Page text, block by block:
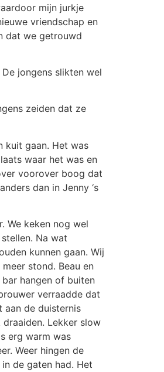
mijn jurkje
vriendschap en
dat we getrouwd
jongens slikten wel
zeiden dat ze
kuit gaan. Het was
waar het was en
voorover boog dat
dan in Jenny ‘s
We keken nog wel
Na wat
kunnen gaan. Wij
stond. Beau en
bar hangen of buiten
verraadde dat
aan de duisternis
Lekker slow
erg warm was
Weer hingen de
de gaten had. Het